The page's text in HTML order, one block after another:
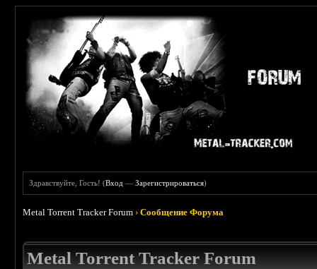
Здравствуйте, Гость! (Вход —Зарегистрироваться)
Metal Torrent Tracker Forum ›Сообщение Форума
Metal Torrent Tracker Forum